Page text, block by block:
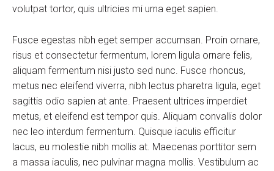
volutpat tortor, quis ultricies mi urna eget sapien.
Fusce egestas nibh eget semper accumsan. Proin ornare,
risus et consectetur fermentum, lorem ligula ornare felis,
aliquam fermentum nisi justo sed nunc. Fusce rhoncus,
metus nec eleifend viverra, nibh lectus pharetra ligula, eget
sagittis odio sapien at ante. Praesent ultrices imperdiet
metus, et eleifend est tempor quis. Aliquam convallis dolor
nec leo interdum fermentum. Quisque iaculis efficitur
lacus, eu molestie nibh mollis at. Maecenas porttitor sem
a massa iaculis, nec pulvinar magna mollis. Vestibulum ac